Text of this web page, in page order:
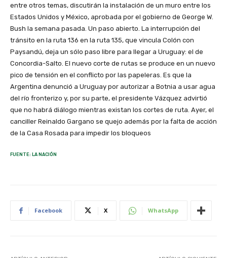
entre otros temas, discutirán la instalación de un muro entre los
Estados Unidos y México, aprobada por el gobierno de George W.
Bush la semana pasada. Un paso abierto. La interrupción del
tránsito en la ruta 136 en la ruta 135, que vincula Colón con
Paysandú, deja un sólo paso libre para llegar a Uruguay: el de
Concordia-Salto. El nuevo corte de rutas se produce en un nuevo
pico de tensión en el conflicto por las papeleras. Es que la
Argentina denunció a Uruguay por autorizar a Botnia a usar agua
del río fronterizo y, por su parte, el presidente Vázquez advirtió
que no habrá diálogo mientras existan los cortes de ruta. Ayer, el
canciller Reinaldo Gargano se quejo además por la falta de acción
de la Casa Rosada para impedir los bloqueos
FUENTE: LA NACIÓN
Facebook X WhatsApp